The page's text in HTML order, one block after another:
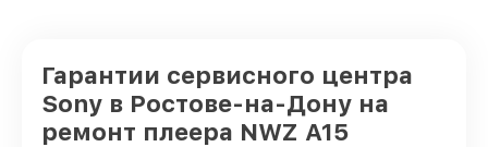
Гарантии сервисного центра
Sony в Ростове-на-Дону на
ремонт плеера NWZ A15